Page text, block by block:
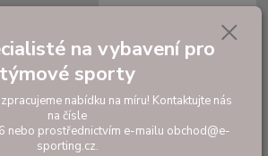
Hledat
0,00 Kč
na vybavení pro
týmové sporty
nabídku na míru! Kontaktujte nás
na čísle
nebo prostřednictvím e-mailu obchod@e-
sporting.cz.